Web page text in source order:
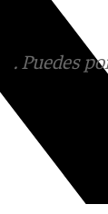
. Puedes